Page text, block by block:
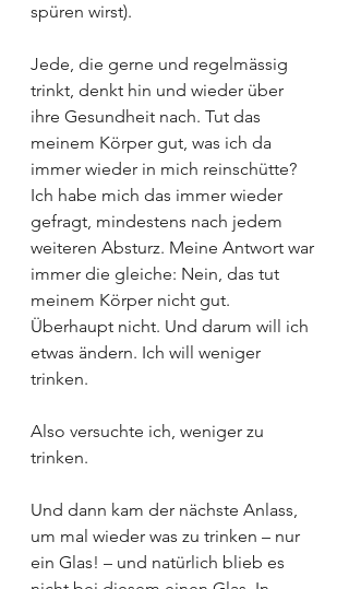
spüren wirst).
Jede, die gerne und regelmässig
trinkt, denkt hin und wieder über
ihre Gesundheit nach. Tut das
meinem Körper gut, was ich da
immer wieder in mich reinschütte?
Ich habe mich das immer wieder
gefragt, mindestens nach jedem
weiteren Absturz. Meine Antwort war
immer die gleiche: Nein, das tut
meinem Körper nicht gut.
Überhaupt nicht. Und darum will ich
etwas ändern. Ich will weniger
trinken.
Also versuchte ich, weniger zu
trinken.
Und dann kam der nächste Anlass,
um mal wieder was zu trinken – nur
ein Glas! – und natürlich blieb es